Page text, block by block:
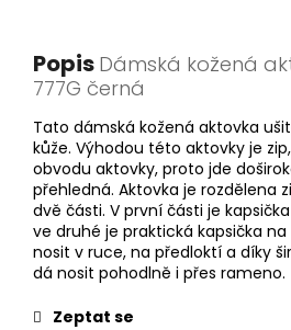
Popis Dámská kožená
777G černá
Tato dámská kožená aktovka
kůže. Výhodou této aktovky je
obvodu aktovky, proto jde
přehledná. Aktovka je rozdělena
dvě části. V první části je
ve druhé je praktická kapsička na
nosit v ruce, na předloktí a díky
dá nosit pohodlně i přes rameno.
Zeptat se